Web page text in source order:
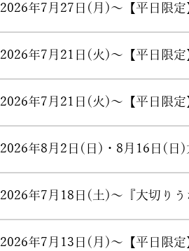
2026年7月27日(月)～【平日限
2026年7月21日(火)～【平日限
2026年7月21日(火)～【平日限
2026年8月2日(日)・8月16日(日)
2026年7月18日(土)～『大切り
2026年7月13日(月)～【平日限